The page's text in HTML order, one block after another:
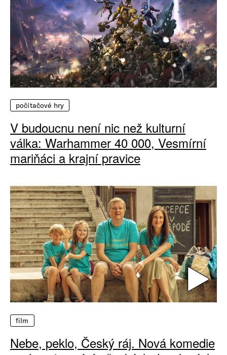
počítačové hry
V budoucnu není nic než kulturní
válka: Warhammer 40 000, Vesmírní
mariňáci a krajní pravice
film
Nebe, peklo, Český ráj. Nová komedie